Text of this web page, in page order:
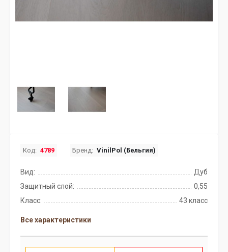
Код: 4789 Бренд: VinilPol (Бельгия)
Вид:
Дуб
Защитный слой:
0,55
Класс:
43 класс
Все характеристики